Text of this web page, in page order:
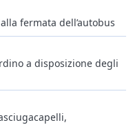
il Masunerhof...
In primo luogo un posto
a termine. Tutto ciò che
qui realizzato con il
a una
cose essenziali.
vedete e provate il
contadini locali,
la pace che troppo
fermata dell’autobus
a disposizione degli